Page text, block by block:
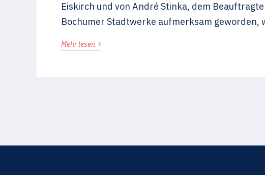
Eiskirch und von André Stinka, dem
Bochumer Stadtwerke aufmerksam geworden,
Mehr lesen ›